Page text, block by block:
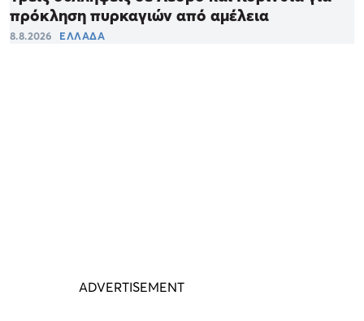
πρόκληση πυρκαγιών από αμέλεια
8.8.2026 ΕΛΛΑΔΑ